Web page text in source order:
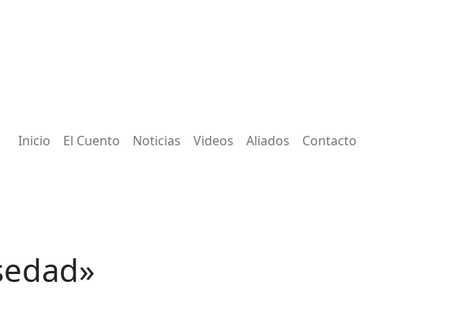
Inicio El Cuento Noticias Videos Aliados
Contacto